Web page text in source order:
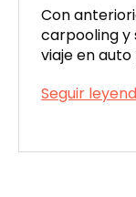
Con
carpooling y
viaje en
Seguir
el